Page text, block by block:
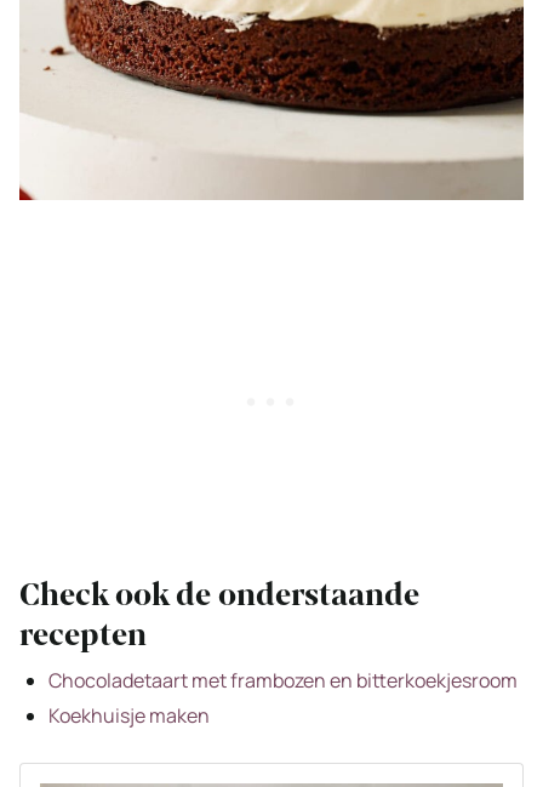
Check ook de onderstaande
recepten
Chocoladetaart met frambozen en bitterkoekjesroom
Koekhuisje maken